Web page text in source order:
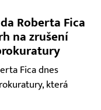
Roberta Fica
na zrušení
Fica dnes
která